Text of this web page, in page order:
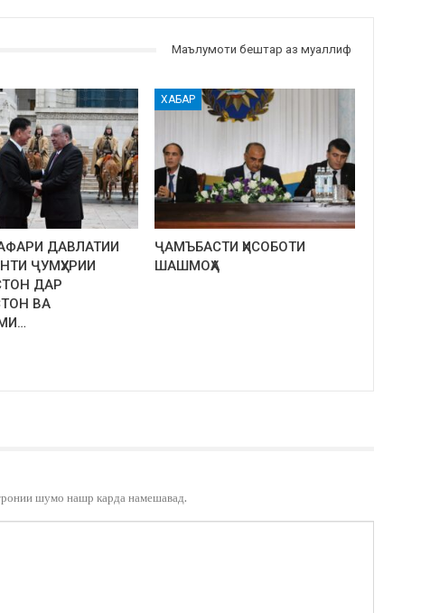
Маълумоти бештар аз муаллиф
ДАВЛАТИИ
ҶУМҲУРИИ
ДАР
ВА
ХАБАР
ҶАМЪБАСТИ ҲИСОБОТИ
ШАШМОҲА
шумо нашр карда намешавад.